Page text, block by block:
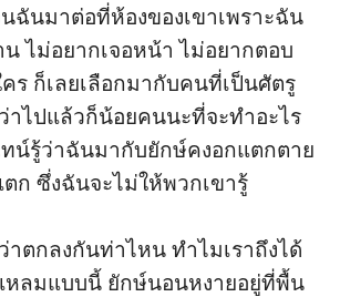
ฉันมาต่อที่ห้องของเขาเพราะฉัน
ไม่อยากเจอหน้า ไม่อยากตอบ
ร ก็เลยเลือกมากับคนที่เป็นศัตรู
าไปแล้วก็น้อยคนนะที่จะทำอะไร
น์รู้ว่าฉันมากับยักษ์คงอกแตกตาย
ก ซึ่งฉันจะไม่ให้พวกเขารู้
าตกลงกันท่าไหน ทำไมเราถึงได้
หลมแบบนี้ ยักษ์นอนหงายอยู่ที่พื้น